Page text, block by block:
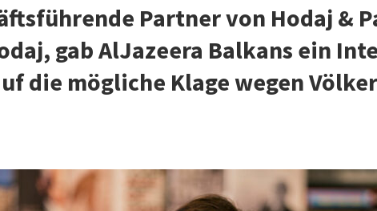
Partner von Hodaj &
gab AlJazeera Balkans ein
die mögliche Klage wegen